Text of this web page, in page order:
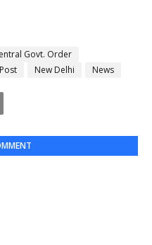
Govt. Order
New Delhi News